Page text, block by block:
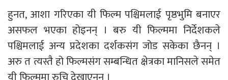
हुनत, आशा गरिएका यी फिल्म पश्चिमलाई पृष्ठभुमि बनाएर
असफल भएका होइनन् । बरु यी फिल्ममा निर्देशकले
पश्चिमलाई अन्य प्रदेशका दर्शकसंग जोड सकेका छैनन् ।
अरु त त्यस्तै हो फिल्मसंग सम्बन्धित क्षेत्रका मानिसले समेत